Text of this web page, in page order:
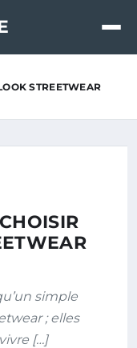
STREETWEAR
simple
; elles
[…]